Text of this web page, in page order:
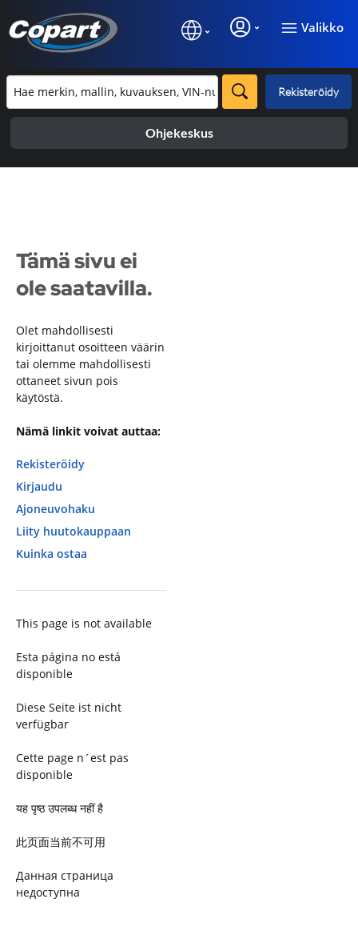
Valikko
Rekisteröidy
Ohjekeskus
Tämä sivu ei
ole saatavilla.
Olet mahdollisesti
kirjoittanut osoitteen väärin
tai olemme mahdollisesti
ottaneet sivun pois
käytöstä.
Nämä linkit voivat auttaa:
Rekisteröidy
Kirjaudu
Ajoneuvohaku
Liity huutokauppaan
Kuinka ostaa
This page is not available
Esta página no está
disponible
Diese Seite ist nicht
verfügbar
Cette page n´est pas
disponible
यह पृष्ठ उपलब्ध नहीं है
此页面当前不可用
Данная страница
недоступна